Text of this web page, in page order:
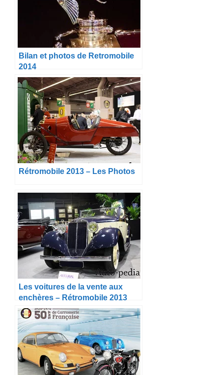
Bilan et photos de Retromobile
2014
Rétromobile 2013 – Les Photos
Les voitures de la vente aux
enchères – Rétromobile 2013